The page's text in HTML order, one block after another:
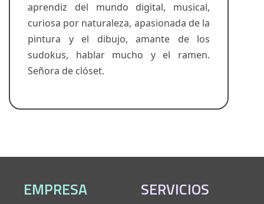
aprendiz del mundo digital, musical,
curiosa por naturaleza, apasionada de la
pintura y el dibujo, amante de los
sudokus, hablar mucho y el ramen.
Señora de clóset.
EMPRESA SERVICIOS